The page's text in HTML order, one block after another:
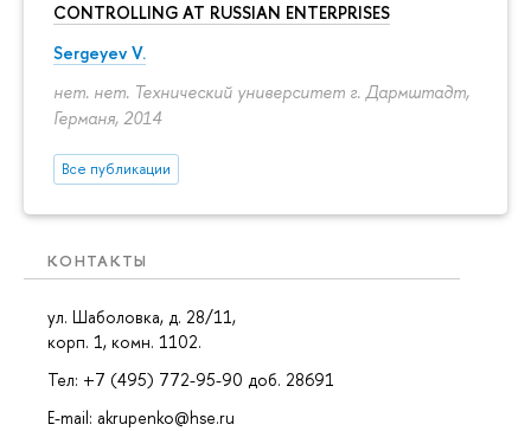
CONTROLLING AT RUSSIAN ENTERPRISES
Sergeyev V.
нет. нет. Технический университет г. Дармштадт,
Германя, 2014
Все публикации
КОНТАКТЫ
ул. Шаболовка, д. 28/11,
корп. 1, комн. 1102.
Тел: +7 (495) 772-95-90 доб. 28691
E-mail: akrupenko@hse.ru